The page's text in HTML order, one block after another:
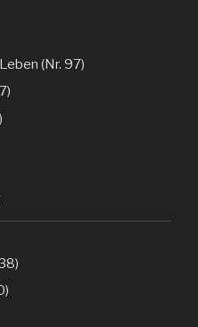
(Nr. 97)